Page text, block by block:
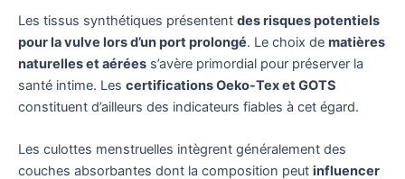
Les tissus synthétiques présentent des risques potentiels
pour la vulve lors d’un port prolongé. Le choix de matières
naturelles et aérées s’avère primordial pour préserver la
santé intime. Les certifications Oeko-Tex et GOTS
constituent d’ailleurs des indicateurs fiables à cet égard.
Les culottes menstruelles intègrent généralement des
couches absorbantes dont la composition peut influencer